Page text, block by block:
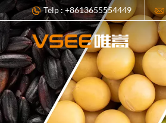
Telp : +8613655554449